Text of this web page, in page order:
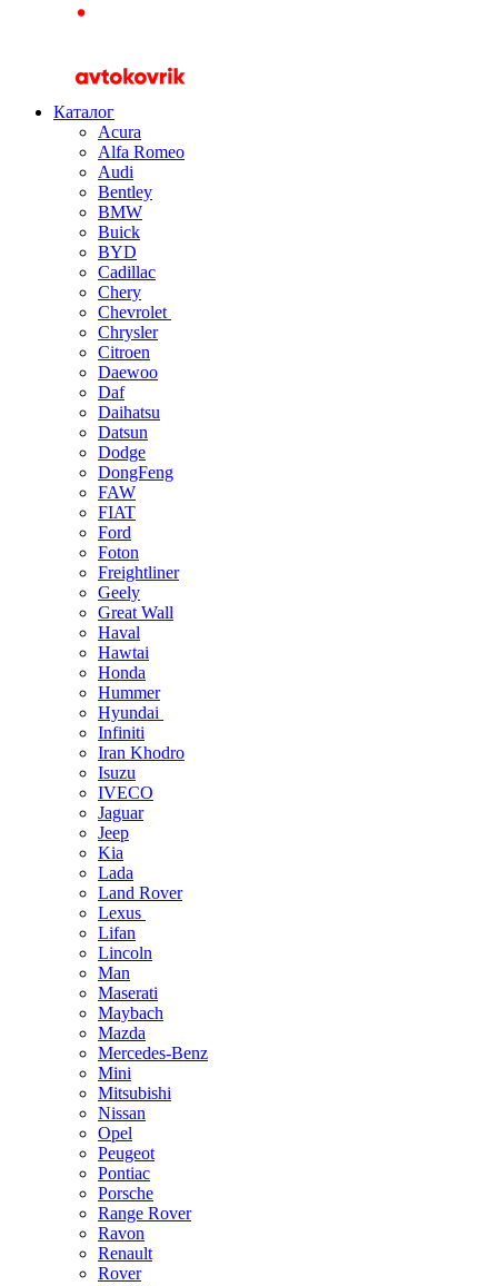
Каталог
Acura
Alfa Romeo
Audi
Bentley
BMW
Buick
BYD
Cadillac
Chery
Chevrolet
Chrysler
Citroen
Daewoo
Daf
Daihatsu
Datsun
Dodge
DongFeng
FAW
FIAT
Ford
Foton
Freightliner
Geely
Great Wall
Haval
Hawtai
Honda
Hummer
Hyundai
Infiniti
Iran Khodro
Isuzu
IVECO
Jaguar
Jeep
Kia
Lada
Land Rover
Lexus
Lifan
Lincoln
Man
Maserati
Maybach
Mazda
Mercedes-Benz
Mini
Mitsubishi
Nissan
Opel
Peugeot
Pontiac
Porsche
Range Rover
Ravon
Renault
Rover